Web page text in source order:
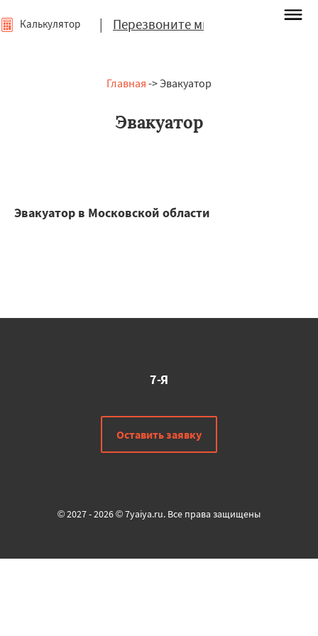
| Перезвоните мне
Калькулятор
Главная -> Эвакуатор
Эвакуатор
Эвакуатор в Московской области
7-Я
Оставить заявку
© 2027 - 2026 © 7yaiya.ru. Все права защищены